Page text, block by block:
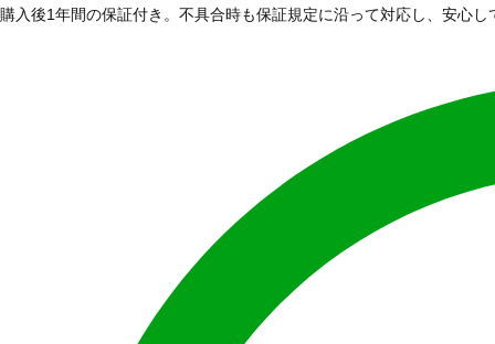
購入後1年間の保証付き。不具合時も保証規定に沿って対応し、安心